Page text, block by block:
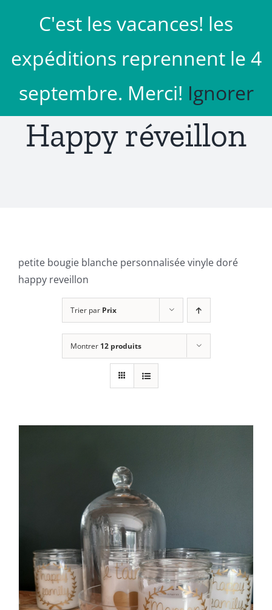
C'est les vacances! les
expéditions reprennent le 4
septembre. Merci! Ignorer
Happy réveillon
petite bougie blanche personnalisée vinyle doré
happy reveillon
Trier par Prix
Montrer 12 produits